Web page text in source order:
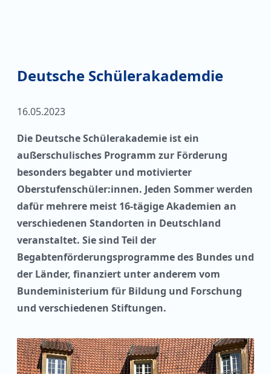
Deutsche Schülerakademdie
16.05.2023
Die Deutsche Schülerakademie ist ein
außerschulisches Programm zur Förderung
besonders begabter und motivierter
Oberstufenschüler:innen. Jeden Sommer werden
dafür mehrere meist 16-tägige Akademien an
verschiedenen Standorten in Deutschland
veranstaltet. Sie sind Teil der
Begabtenförderungsprogramme des Bundes und
der Länder, finanziert unter anderem vom
Bundeministerium für Bildung und Forschung
und verschiedenen Stiftungen.